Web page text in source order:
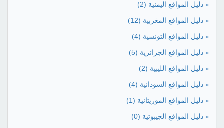
» دليل المواقع اليمنية (2)
» دليل المواقع المغربية (12)
» دليل المواقع التونسية (4)
» دليل المواقع الجزائرية (5)
» دليل المواقع الليبية (2)
» دليل المواقع السودانية (4)
» دليل المواقع الموريتانية (1)
» دليل المواقع الجيبوتية (0)